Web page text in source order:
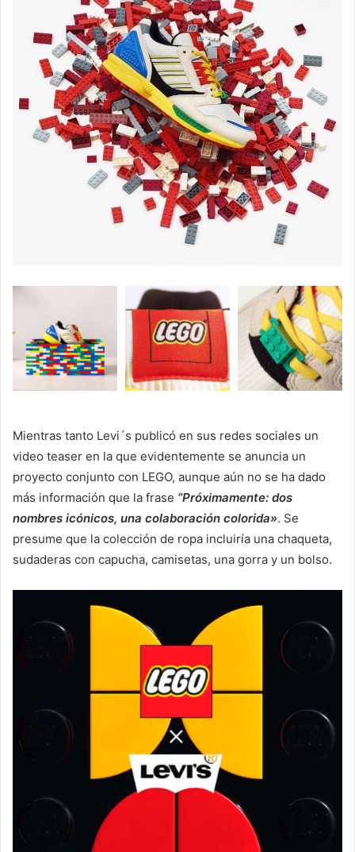
Mientras tanto Levi´s publicó en sus redes sociales un
video teaser en la que evidentemente se anuncia un
proyecto conjunto con LEGO, aunque aún no se ha dado
más información que la frase “Próximamente: dos
nombres icónicos, una colaboración colorida». Se
presume que la colección de ropa incluiría una chaqueta,
sudaderas con capucha, camisetas, una gorra y un bolso.